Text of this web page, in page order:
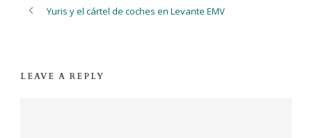
Yuris y el cártel de coches en Levante EMV
LEAVE A REPLY